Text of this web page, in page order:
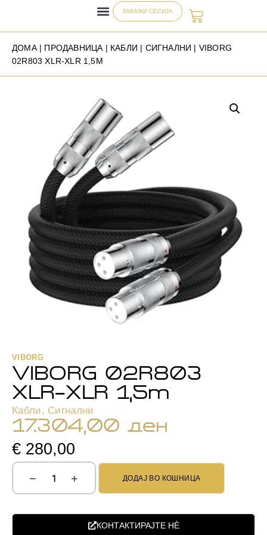
ЗАКАЖИ СЕСИЈА
ДОМА| ПРОДАВНИЦА | КАБЛИ | СИГНАЛНИ | VIBORG
02R803 XLR-XLR 1,5M
VIBORG
VIBORG 02R803
XLR-XLR 1,5m
Кабли, Сигнални
17.304,00 ден
€ 280,00
− + ДОДАЈ ВО КОШНИЦА
КОНТАКТИРАЈТЕ НЀ